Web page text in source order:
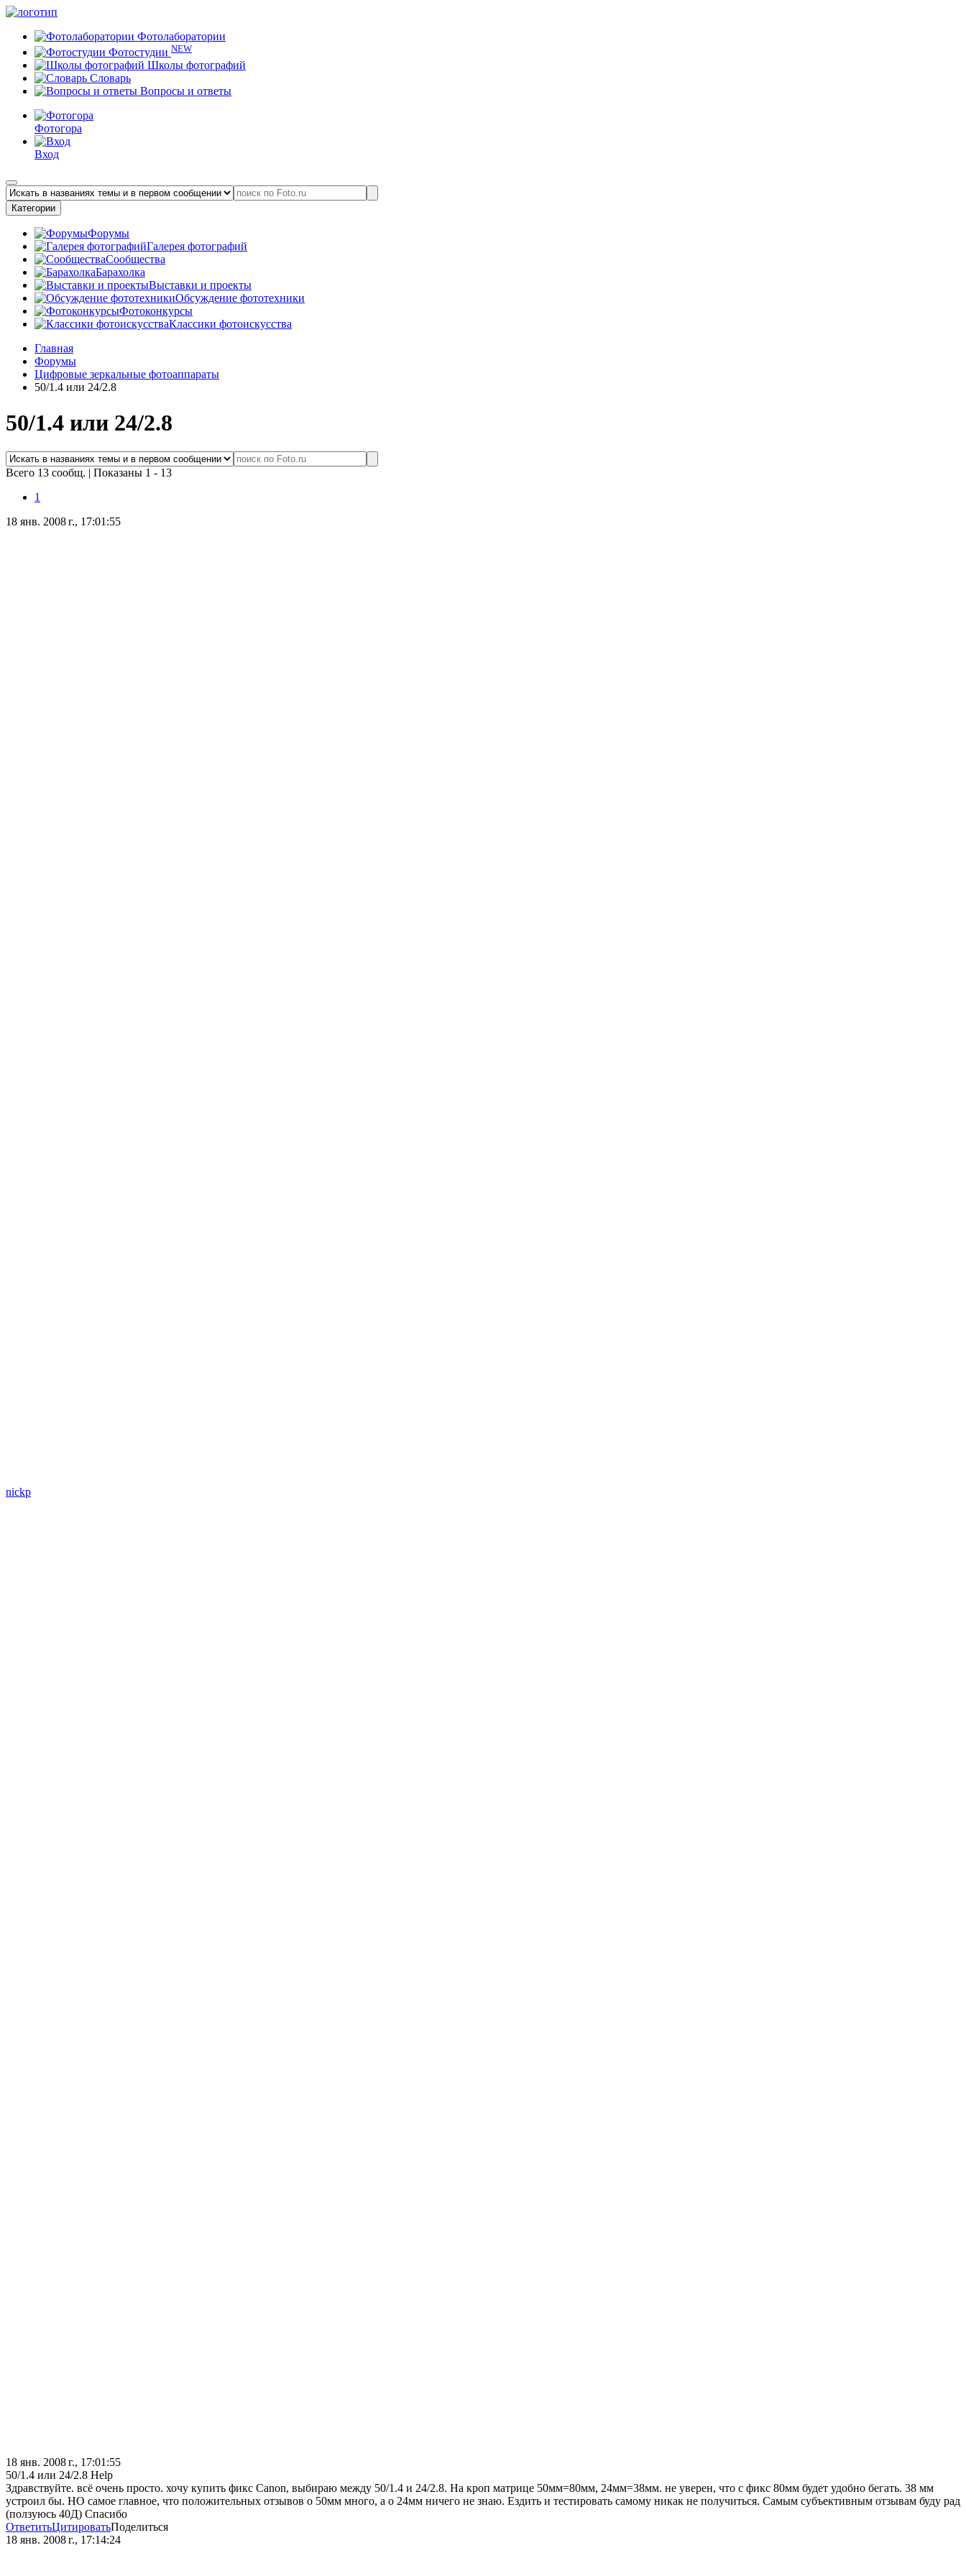
Фотолаборатории
Фотостудии NEW
Школы фотографий
Словарь
Вопросы и ответы
Фотогора
Вход
Категории
Форумы
Галерея фотографий
Сообщества
Барахолка
Выставки и проекты
Обсуждение фототехники
Фотоконкурсы
Классики фотоискусства
Главная
Форумы
Цифровые зеркальные фотоаппараты
50/1.4 или 24/2.8
50/1.4 или 24/2.8
Всего 13 сообщ. | Показаны 1 - 13
1
18 янв. 2008 г., 17:01:55
nickp
18 янв. 2008 г., 17:01:55
50/1.4 или 24/2.8 Help
Здравствуйте. всё очень просто. хочу купить фикс Canon, выбираю между 50/1.4 и 24/2.8. На кроп матрице 50мм=80мм, 24мм=38мм. не уверен, что с фикс 80мм будет удобно бегать. 38 мм
устроил бы. НО самое главное, что положительных отзывов о 50мм много, а о 24мм ничего не знаю. Ездить и тестировать самому никак не получиться. Самым субъективным отзывам буду рад
(ползуюсь 40Д) Спасибо
ОтветитьЦитироватьПоделиться
18 янв. 2008 г., 17:14:24